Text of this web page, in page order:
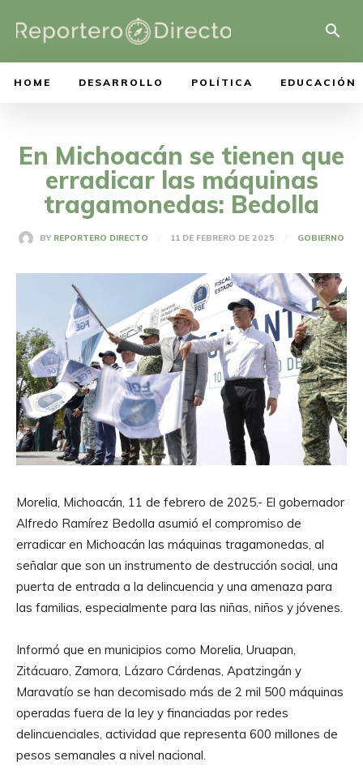
HOME DESARROLLO POLÍTICA EDUCACIÓN
En Michoacán se tienen que
erradicar las máquinas
tragamonedas: Bedolla
BY REPORTERO DIRECTO 11 DE FEBRERO DE 2025 GOBIERNO
Morelia, Michoacán, 11 de febrero de 2025.- El gobernador
Alfredo Ramírez Bedolla asumió el compromiso de
erradicar en Michoacán las máquinas tragamonedas, al
señalar que son un instrumento de destrucción social, una
puerta de entrada a la delincuencia y una amenaza para
las familias, especialmente para las niñas, niños y jóvenes.
Informó que en municipios como Morelia, Uruapan,
Zitácuaro, Zamora, Lázaro Cárdenas, Apatzingán y
Maravatío se han decomisado más de 2 mil 500 máquinas
operadas fuera de la ley y financiadas por redes
delincuenciales, actividad que representa 600 millones de
pesos semanales a nivel nacional.